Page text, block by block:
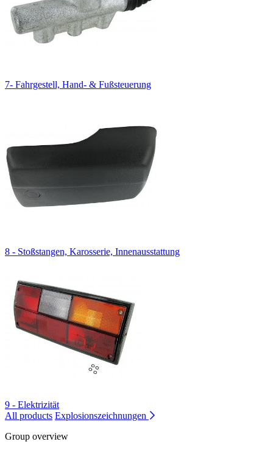
7- Fahrgestell, Hand- & Fußsteuerung
8 - Stoßstangen, Karosserie, Innenausstattung
9 - Elektrizität
All products Explosionszeichnungen
Group overview